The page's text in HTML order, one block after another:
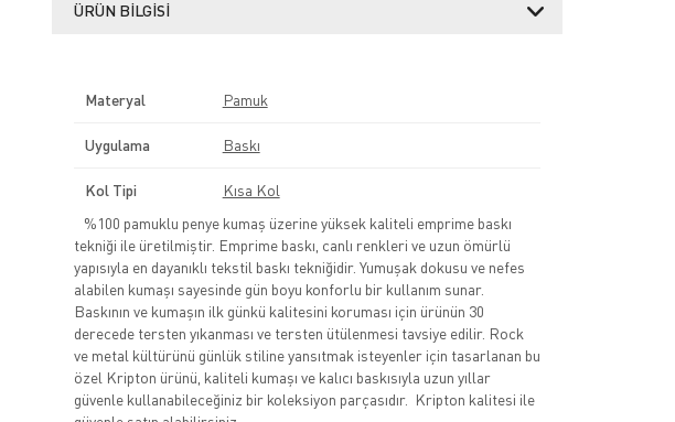
ÜRÜN BILGISI
Materyal Pamuk
Uygulama Baskı
Kol Tipi
Kısa Kol
%100 pamuklu penye kumaş üzerine yüksek kaliteli emprime baskı
tekniği ile üretilmiştir. Emprime baskı, canlı renkleri ve uzun ömürlü
yapısıyla en dayanıklı tekstil baskı tekniğidir. Yumuşak dokusu ve nefes
alabilen kumaşı sayesinde gün boyu konforlu bir kullanım sunar.
Baskının ve kumaşın ilk günkü kalitesini koruması için ürünün 30
derecede tersten yıkanması ve tersten ütülenmesi tavsiye edilir. Rock
ve metal kültürünü günlük stiline yansıtmak isteyenler için tasarlanan bu
özel Kripton ürünü, kaliteli kumaşı ve kalıcı baskısıyla uzun yıllar
güvenle kullanabileceğiniz bir koleksiyon parçasıdır. Kripton kalitesi ile